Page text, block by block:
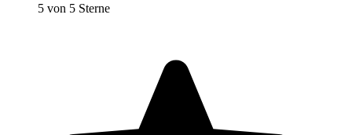
5 von 5 Sterne